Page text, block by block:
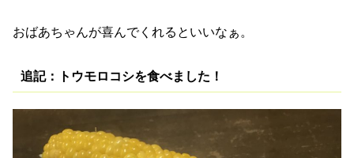
おばあちゃんが喜んでくれるといいなぁ。
追記：トウモロコシを食べました！